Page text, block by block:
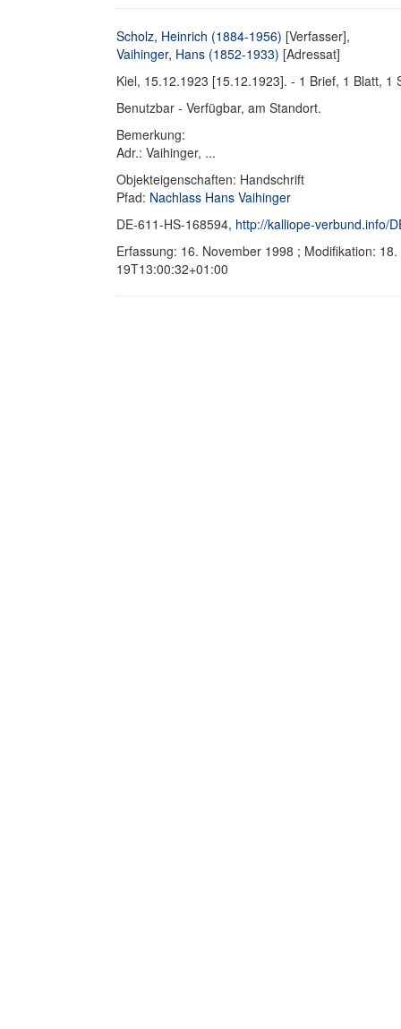
Scholz, Heinrich (1884-1956) [Verfasser],
Vaihinger, Hans (1852-1933) [Adressat]
Kiel, 15.12.1923 [15.12.1923]. - 1 Brief, 1 Blatt, 1
Benutzbar - Verfügbar, am Standort.
Bemerkung:
Adr.: Vaihinger, ...
Objekteigenschaften: Handschrift
Pfad: Nachlass Hans Vaihinger
DE-611-HS-168594, http://kalliope-verbund.info/
Erfassung: 16. November 1998 ; Modifikation:
19T13:00:32+01:00